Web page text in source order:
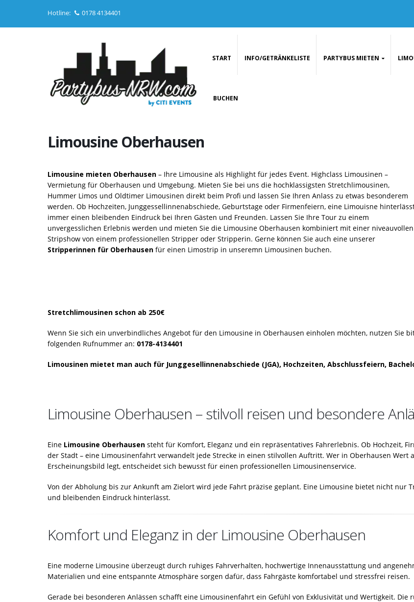
Hotline: 0178 4134401
START INFO/GETRÄNKELISTE PARTYBUS MIETEN
BUCHEN
Limousine Oberhausen
Limousine mieten Oberhausen – Ihre Limousine als Highlight für jedes Event. Highclass Limousinen –
Vermietung für Oberhausen und Umgebung. Mieten Sie bei uns die hochklassigsten Stretchlimousinen,
Hummer Limos und Oldtimer Limousinen direkt beim Profi und lassen Sie Ihren Anlass zu etwas besonderem
werden. Ob Hochzeiten, Junggessellinnenabschiede, Geburtstage oder Firmenfeiern, eine Limouisne
immer einen bleibenden Eindruck bei Ihren Gästen und Freunden. Lassen Sie Ihre Tour zu einem
unvergesslichen Erlebnis werden und mieten Sie die Limousine Oberhausen kombiniert mit einer niveauvollen
Stripshow von einem professionellen Stripper oder Stripperin. Gerne können Sie auch eine unserer
Stripperinnen für Oberhausen für einen Limostrip in unseremn Limousinen buchen.
Stretchlimousinen schon ab 250€
Wenn Sie sich ein unverbindliches Angebot für den Limousine in Oberhausen einholen möchten, nutzen Sie
folgenden Rufnummer an: 0178-4134401
Limousinen mietet man auch für Junggesellinnenabschiede (JGA), Hochzeiten, Abschlussfeiern,
Limousine Oberhausen – stilvoll reisen und besondere
Eine Limousine Oberhausen steht für Komfort, Eleganz und ein repräsentatives Fahrerlebnis. Ob Hochzeit,
der Stadt – eine Limousinenfahrt verwandelt jede Strecke in einen stilvollen Auftritt. Wer in Oberhausen Wert
Erscheinungsbild legt, entscheidet sich bewusst für einen professionellen Limousinenservice.
Von der Abholung bis zur Ankunft am Zielort wird jede Fahrt präzise geplant. Eine Limousine bietet nicht nur
und bleibenden Eindruck hinterlässt.
Komfort und Eleganz in der Limousine Oberhausen
Eine moderne Limousine überzeugt durch ruhiges Fahrverhalten, hochwertige Innenausstattung und
Materialien und eine entspannte Atmosphäre sorgen dafür, dass Fahrgäste komfortabel und stressfrei reisen.
Gerade bei besonderen Anlässen schafft eine Limousinenfahrt ein Gefühl von Exklusivität und Wertigkeit. Die